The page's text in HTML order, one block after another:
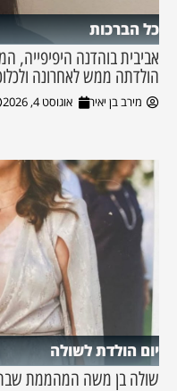
כל הברכות
אביבית בוהדנה היפיפייה,
הולדתה ממש לאחרונה
מירב בן יאיר אוגוסט 4, 2026
יום הולדת לשולה
שולה בן משה המהממת